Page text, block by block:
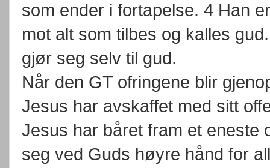
som ender i fortapelse. 4 Han
mot alt som tilbes og kalles
gjør seg selv til gud.
Når den GT ofringene blir
Jesus har avskaffet med sitt
Jesus har båret fram et eneste
seg ved Guds høyre hånd for